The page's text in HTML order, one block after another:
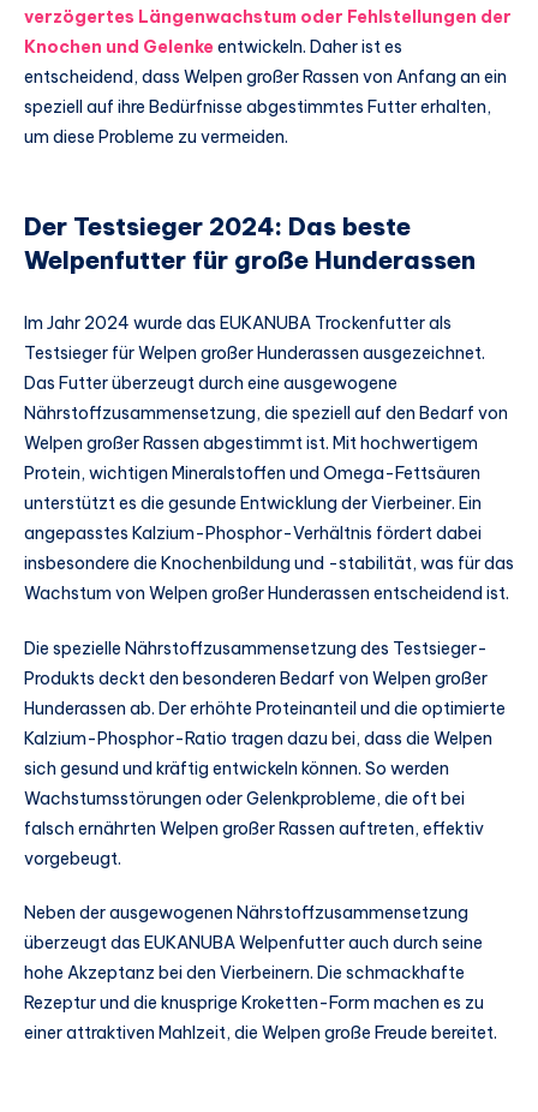
verzögertes Längenwachstum oder Fehlstellungen der
Knochen und Gelenke entwickeln. Daher ist es
entscheidend, dass Welpen großer Rassen von Anfang an ein
speziell auf ihre Bedürfnisse abgestimmtes Futter erhalten,
um diese Probleme zu vermeiden.
Der Testsieger 2024: Das beste
Welpenfutter für große Hunderassen
Im Jahr 2024 wurde das EUKANUBA Trockenfutter als
Testsieger für Welpen großer Hunderassen ausgezeichnet.
Das Futter überzeugt durch eine ausgewogene
Nährstoffzusammensetzung, die speziell auf den Bedarf von
Welpen großer Rassen abgestimmt ist. Mit hochwertigem
Protein, wichtigen Mineralstoffen und Omega-Fettsäuren
unterstützt es die gesunde Entwicklung der Vierbeiner. Ein
angepasstes Kalzium-Phosphor-Verhältnis fördert dabei
insbesondere die Knochenbildung und -stabilität, was für das
Wachstum von Welpen großer Hunderassen entscheidend ist.
Die spezielle Nährstoffzusammensetzung des Testsieger-
Produkts deckt den besonderen Bedarf von Welpen großer
Hunderassen ab. Der erhöhte Proteinanteil und die optimierte
Kalzium-Phosphor-Ratio tragen dazu bei, dass die Welpen
sich gesund und kräftig entwickeln können. So werden
Wachstumsstörungen oder Gelenkprobleme, die oft bei
falsch ernährten Welpen großer Rassen auftreten, effektiv
vorgebeugt.
Neben der ausgewogenen Nährstoffzusammensetzung
überzeugt das EUKANUBA Welpenfutter auch durch seine
hohe Akzeptanz bei den Vierbeinern. Die schmackhafte
Rezeptur und die knusprige Kroketten-Form machen es zu
einer attraktiven Mahlzeit, die Welpen große Freude bereitet.